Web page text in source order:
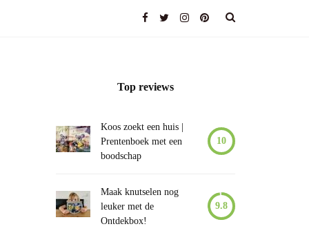
Top reviews
Koos zoekt een huis |
Prentenboek met een
boodschap
10
Maak knutselen nog
leuker met de
Ontdekbox!
9.8